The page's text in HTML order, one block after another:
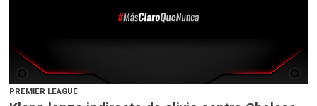
PREMIER LEAGUE